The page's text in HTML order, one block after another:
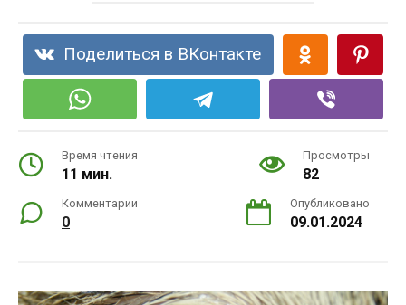
Поделиться в ВКонтакте
Время чтения
11 мин.
Просмотры
82
Комментарии
0
Опубликовано
09.01.2024